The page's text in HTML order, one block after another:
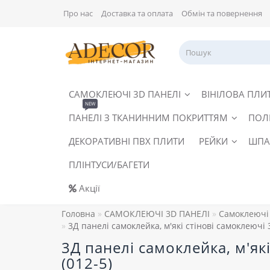
Про нас Доставка та оплата Обмін та повернення
САМОКЛЕЮЧІ 3D ПАНЕЛІ
ВІНІЛОВА
ПАНЕЛІ З ТКАНИННИМ ПОКРИТТЯМ
NEW
ДЕКОРАТИВНІ ПВХ ПЛИТИ
РЕЙКИ
ПЛІНТУСИ/БАГЕТИ
Акції
Головна САМОКЛЕЮЧІ 3D ПАНЕЛІ
Самоклеючі
3Д панелі самоклейка, м'які стінові
3Д панелі самоклейка,
(012-5)